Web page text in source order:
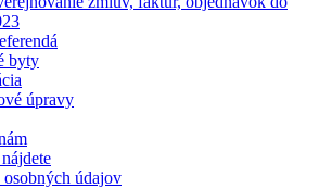
byty
úpravy
osobných údajov